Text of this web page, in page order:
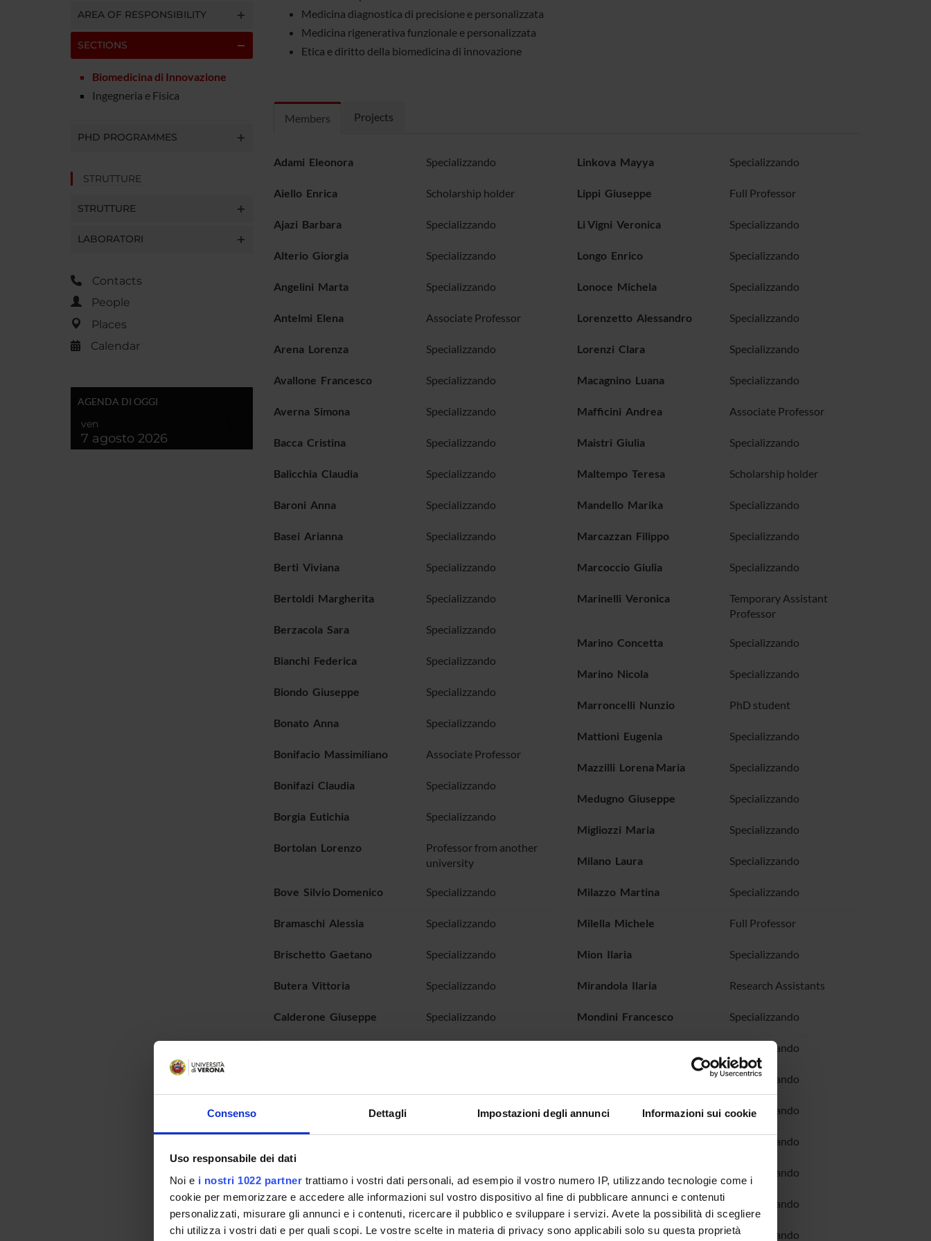
Consenso Dettagli Impostazioni degli annunci Informazioni sui cookie
Uso responsabile dei dati
Noi e i nostri 1022 partner trattiamo i vostri dati personali, ad esempio il vostro numero IP, utilizzando tecnologie come i
cookie per memorizzare e accedere alle informazioni sul vostro dispositivo al fine di pubblicare annunci e contenuti
personalizzati, misurare gli annunci e i contenuti, ricercare il pubblico e sviluppare i servizi. Avete la possibilità di scegliere
chi utilizza i vostri dati e per quali scopi. Le vostre scelte in materia di privacy sono applicabili solo su questa proprietà
AREA OF RESPONSIBILITY
SECTIONS
Biomedicina di Innovazione
Ingegneria e Fisica
PHD PROGRAMMES
STRUTTURE
STRUTTURE
LABORATORI
Contacts
People
Places
Calendar
AGENDA DI OGGI
ven
7 agosto 2026
Medicina diagnostica di precisione e personalizzata
Medicina rigenerativa funzionale e personalizzata
Etica e diritto della biomedicina di innovazione
Members Projects
Adami Eleonora Specializzando
Aiello Enrica Scholarship holder
Ajazi Barbara Specializzando
Alterio Giorgia Specializzando
Angelini Marta Specializzando
Antelmi Elena Associate Professor
Arena Lorenza Specializzando
Avallone Francesco Specializzando
Averna Simona Specializzando
Bacca Cristina Specializzando
Balicchia Claudia Specializzando
Baroni Anna Specializzando
Basei Arianna Specializzando
Berti Viviana Specializzando
Bertoldi Margherita Specializzando
Berzacola Sara Specializzando
Bianchi Federica Specializzando
Biondo Giuseppe Specializzando
Bonato Anna Specializzando
Bonifacio Massimiliano Associate Professor
Bonifazi Claudia Specializzando
Borgia Eutichia Specializzando
Bortolan Lorenzo
Professor from another
university
Bove Silvio Domenico Specializzando
Bramaschi Alessia Specializzando
Brischetto Gaetano Specializzando
Butera Vittoria Specializzando
Calderone Giuseppe Specializzando
Specializzando
Cantoni Sharon Specializzando
Cappellari Giacomo Specializzando
Linkova Mayya Specializzando
Lippi Giuseppe Full Professor
Li Vigni Veronica Specializzando
Longo Enrico Specializzando
Lonoce Michela Specializzando
Lorenzetto Alessandro Specializzando
Lorenzi Clara Specializzando
Macagnino Luana Specializzando
Mafficini Andrea Associate Professor
Maistri Giulia Specializzando
Maltempo Teresa Scholarship holder
Mandello Marika Specializzando
Marcazzan Filippo Specializzando
Marcoccio Giulia Specializzando
Marinelli Veronica
Temporary Assistant
Professor
Marino Concetta Specializzando
Marino Nicola Specializzando
Marroncelli Nunzio PhD student
Mattioni Eugenia Specializzando
Mazzilli Lorena Maria Specializzando
Medugno Giuseppe Specializzando
Migliozzi Maria Specializzando
Milano Laura Specializzando
Milazzo Martina Specializzando
Milella Michele Full Professor
Mion Ilaria Specializzando
Mirandola Ilaria Research Assistants
Mondini Francesco Specializzando
Specializzando
Specializzando
Muzzarelli Alice Specializzando
Specializzando
Specializzando
Natoli Rodolfo Specializzando
Ngaha Tchouakwe Eliane
Specializzando